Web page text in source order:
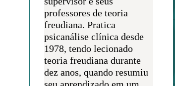
professores de teoria
freudiana. Pratica
psicanálise clínica desde
1978, tendo lecionado
teoria freudiana durante
dez anos, quando resumiu